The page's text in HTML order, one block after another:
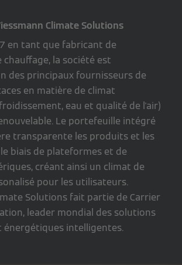
Climate Solutions
en tant que fabricant de
chauffage, la société est
des principaux fournisseurs de
en matière de climat
eau et qualité de l'air)
Le portefeuille intégré
transparente les produits et les
biais de plateformes et de
créant ainsi un climat de
pour les utilisateurs.
Solutions fait partie de Carrier
leader mondial des solutions
énergétiques intelligentes.